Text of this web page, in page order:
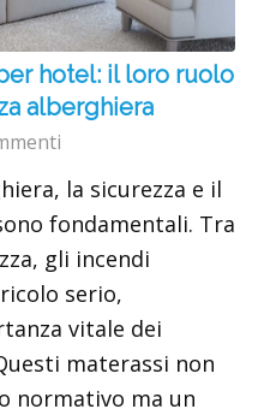
hotel: il loro ruolo
alberghiera
la sicurezza e il
fondamentali. Tra
gli incendi
serio,
vitale dei
materassi non
normativo ma un